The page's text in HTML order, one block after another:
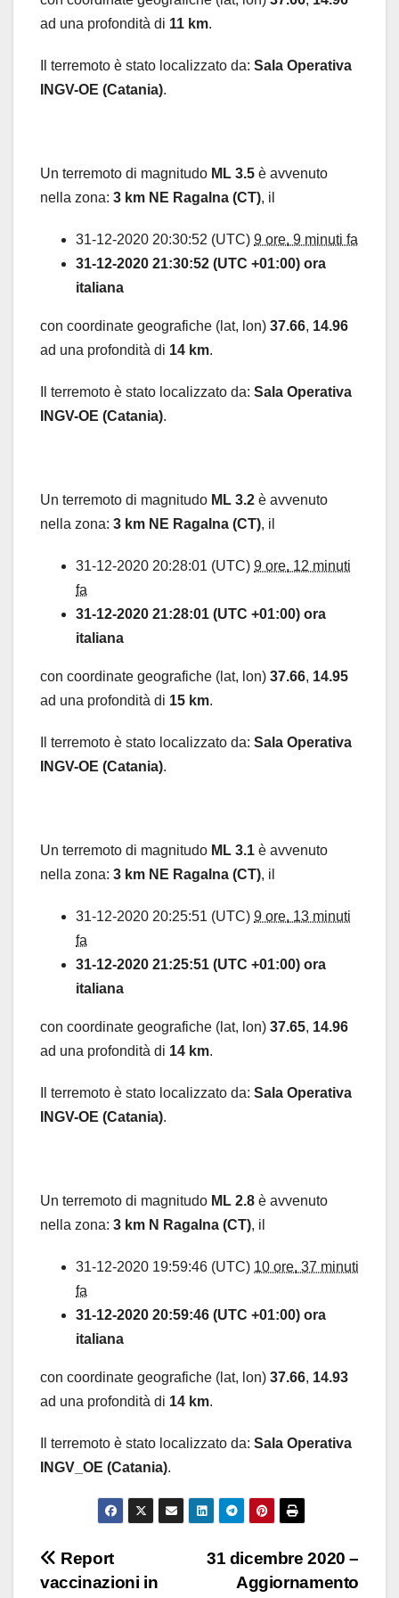
ad una profondità di 11 km.
Il terremoto è stato localizzato da: Sala Operativa
INGV-OE (Catania).
Un terremoto di magnitudo ML 3.5 è avvenuto
nella zona: 3 km NE Ragalna (CT), il
31-12-2020 20:30:52 (UTC) 9 ore, 9 minuti fa
31-12-2020 21:30:52 (UTC +01:00) ora
italiana
con coordinate geografiche (lat, lon) 37.66, 14.96
ad una profondità di 14 km.
Il terremoto è stato localizzato da: Sala Operativa
INGV-OE (Catania).
Un terremoto di magnitudo ML 3.2 è avvenuto
nella zona: 3 km NE Ragalna (CT), il
31-12-2020 20:28:01 (UTC) 9 ore, 12 minuti
fa
31-12-2020 21:28:01 (UTC +01:00) ora
italiana
con coordinate geografiche (lat, lon) 37.66, 14.95
ad una profondità di 15 km.
Il terremoto è stato localizzato da: Sala Operativa
INGV-OE (Catania).
Un terremoto di magnitudo ML 3.1 è avvenuto
nella zona: 3 km NE Ragalna (CT), il
31-12-2020 20:25:51 (UTC) 9 ore, 13 minuti
fa
31-12-2020 21:25:51 (UTC +01:00) ora
italiana
con coordinate geografiche (lat, lon) 37.65, 14.96
ad una profondità di 14 km.
Il terremoto è stato localizzato da: Sala Operativa
INGV-OE (Catania).
Un terremoto di magnitudo ML 2.8 è avvenuto
nella zona: 3 km N Ragalna (CT), il
31-12-2020 19:59:46 (UTC) 10 ore, 37 minuti
fa
31-12-2020 20:59:46 (UTC +01:00) ora
italiana
con coordinate geografiche (lat, lon) 37.66, 14.93
ad una profondità di 14 km.
Il terremoto è stato localizzato da: Sala Operativa
INGV_OE (Catania).
Navigazione
31 dicembre 2020 –
Aggiornamento
Report
vaccinazioni in